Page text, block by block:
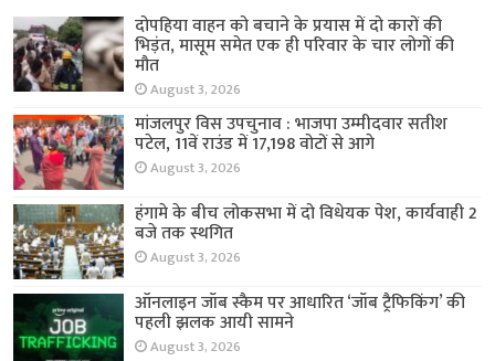
दोपहिया वाहन को बचाने के प्रयास में दो कारों की
भिड़ंत, मासूम समेत एक ही परिवार के चार लोगों की
मौत
August 3, 2026
मांजलपुर विस उपचुनाव : भाजपा उम्मीदवार सतीश
पटेल, 11वें राउंड में 17,198 वोटों से आगे
August 3, 2026
हंगामे के बीच लोकसभा में दो विधेयक पेश, कार्यवाही 2
बजे तक स्थगित
August 3, 2026
ऑनलाइन जॉब स्कैम पर आधारित ‘जॉब ट्रैफिकिंग’ की
पहली झलक आयी सामने
August 3, 2026